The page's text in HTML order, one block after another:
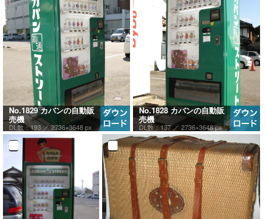
No.1829 カバンの自動販
売機
DL数：193 ／2736×3648 px
No.1828 カバンの自動販
売機
DL数：137 ／ 2736×3648 px